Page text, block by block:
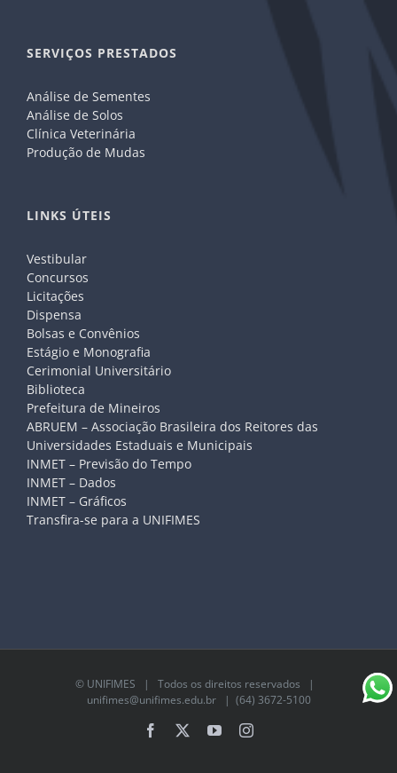
SERVIÇOS PRESTADOS
Análise de Sementes
Análise de Solos
Clínica Veterinária
Produção de Mudas
LINKS ÚTEIS
Vestibular
Concursos
Licitações
Dispensa
Bolsas e Convênios
Estágio e Monografia
Cerimonial Universitário
Biblioteca
Prefeitura de Mineiros
ABRUEM – Associação Brasileira dos Reitores das
Universidades Estaduais e Municipais
INMET – Previsão do Tempo
INMET – Dados
INMET – Gráficos
Transfira-se para a UNIFIMES
© UNIFIMES | Todos os direitos reservados |
unifimes@unifimes.edu.br| (64) 3672-5100
Facebook YouTubeInstagram